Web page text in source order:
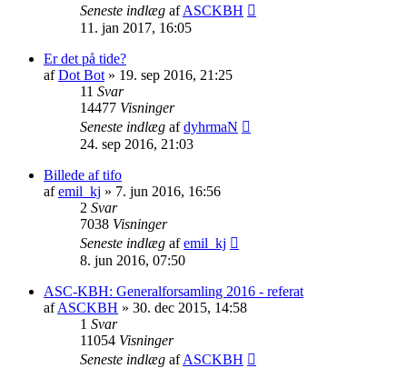
Seneste indlæg afASCKBH
11. jan 2017, 16:05
Er det på tide?
afDot Bot » 19. sep 2016, 21:25
11 Svar
14477 Visninger
Seneste indlæg afdyhrmaN
24. sep 2016, 21:03
Billede af tifo
afemil_kj » 7. jun 2016, 16:56
2 Svar
7038 Visninger
Seneste indlæg afemil_kj
8. jun 2016, 07:50
ASC-KBH: Generalforsamling 2016 - referat
afASCKBH » 30. dec 2015, 14:58
1 Svar
11054 Visninger
Seneste indlæg afASCKBH